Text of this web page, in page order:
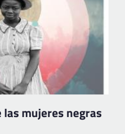
las mujeres negras